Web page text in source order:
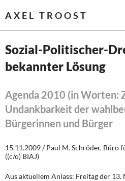
AXEL TROOST
Startseite
Themen
Leitlinien linker Wirtschafts-
Sozial-Politischer-
bekannter Lösung
Agenda 2010 (in Worten:
Undankbarkeit der
Bürgerinnen und Bürger
15.11.2009 / Paul M. Schröder, Büro
((c/o) BIAJ)
Aus aktuellem Anlass: Freitag der 13.